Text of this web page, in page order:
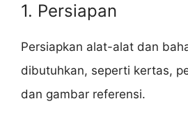
1. Persiapan
Persiapkan alat-alat dan
dibutuhkan, seperti kertas,
dan gambar referensi.